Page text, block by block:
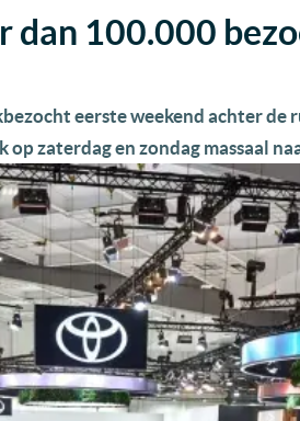
dan 100.000
eerste weekend achter de
zaterdag en zondag massaal